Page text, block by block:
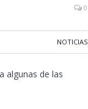
0
NOTICIAS
algunas de las